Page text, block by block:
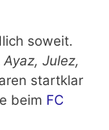
soweit.
Julez,
startklar
beim FC